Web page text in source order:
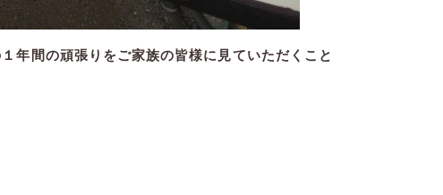
年間の頑張りをご家族の皆様に見ていただくこと